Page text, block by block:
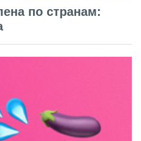
по странам: